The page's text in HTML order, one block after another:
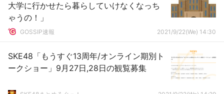
大学に行かせたら暮らしていけなくなっち
ゃうの！」
GOSSIP速報 2021/9/22(We) 14:30
SKE48「もうすぐ13周年/オンライン期別ト
ークショー」9月27日,28日の観覧募集